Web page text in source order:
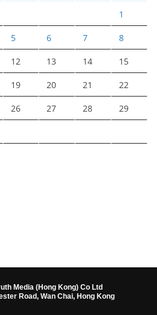
1
5 6 7 8
12 13 14 15
19 20 21 22
26 27 28 29
Media (Hong Kong) Co Ltd
Road, Wan Chai, Hong Kong